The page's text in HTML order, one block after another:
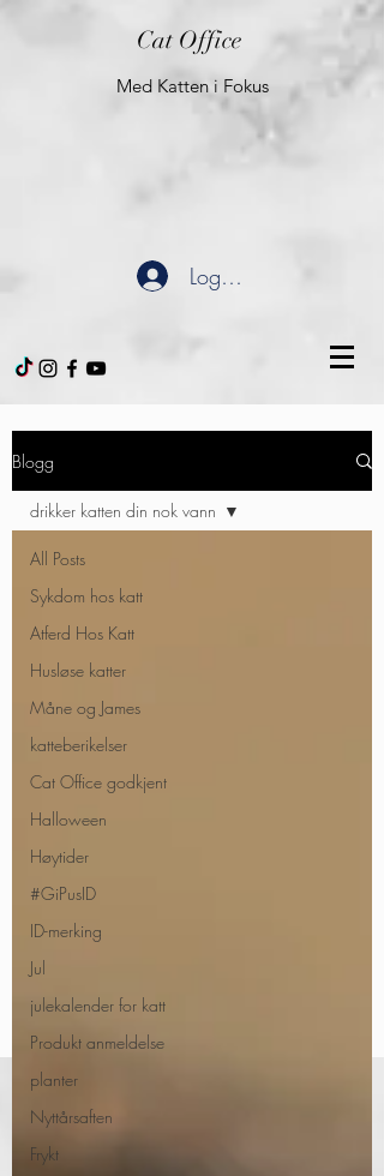
Cat Office
Med Katten i Fokus
Logg inn
Blogg
All Posts
Sykdom hos katt
Atferd Hos Katt
Husløse katter
Måne og James
katteberikelser
Cat Office godkjent
Halloween
Høytider
#GiPusID
ID-merking
Jul
julekalender for katt
Produkt anmeldelse
planter
Nyttårsaften
Frykt
drikker katten din nok vann